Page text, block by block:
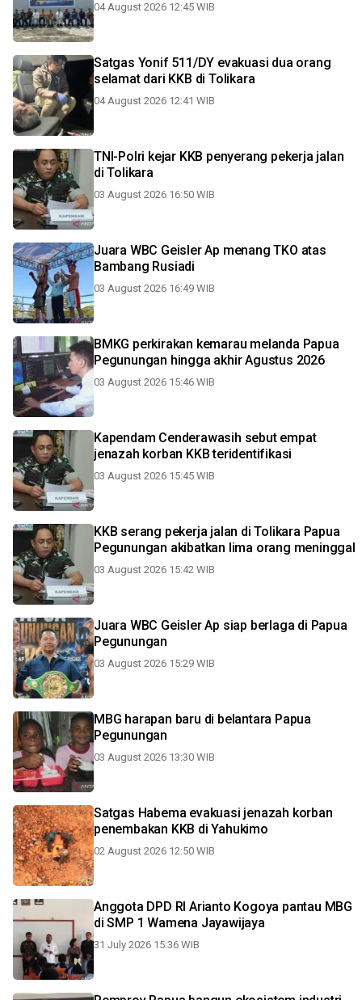
04 August 2026 12:45 WIB
Satgas Yonif 511/DY evakuasi dua orang
selamat dari KKB di Tolikara
04 August 2026 12:41 WIB
TNI-Polri kejar KKB penyerang pekerja jalan
di Tolikara
03 August 2026 16:50 WIB
Juara WBC Geisler Ap menang TKO atas
Bambang Rusiadi
03 August 2026 16:49 WIB
BMKG perkirakan kemarau melanda Papua
Pegunungan hingga akhir Agustus 2026
03 August 2026 15:46 WIB
Kapendam Cenderawasih sebut empat
jenazah korban KKB teridentifikasi
03 August 2026 15:45 WIB
KKB serang pekerja jalan di Tolikara Papua
Pegunungan akibatkan lima orang meninggal
03 August 2026 15:42 WIB
Juara WBC Geisler Ap siap berlaga di Papua
Pegunungan
03 August 2026 15:29 WIB
MBG harapan baru di belantara Papua
Pegunungan
03 August 2026 13:30 WIB
Satgas Habema evakuasi jenazah korban
penembakan KKB di Yahukimo
02 August 2026 12:50 WIB
Anggota DPD RI Arianto Kogoya pantau MBG
di SMP 1 Wamena Jayawijaya
31 July 2026 15:36 WIB